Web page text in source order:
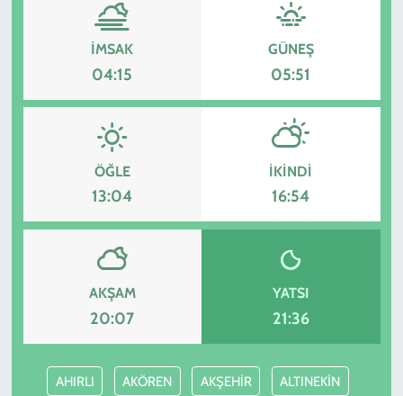
İMSAK
04:15
GÜNEŞ
05:51
ÖĞLE
13:04
İKINDI
16:54
AKŞAM
20:07
YATSI
21:36
AHIRLI AKÖREN AKŞEHİR ALTINEKİN
YAZARLAR